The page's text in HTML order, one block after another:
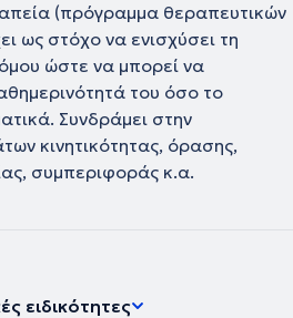
(πρόγραμμα θεραπευτικών
ως στόχο να ενισχύσει τη
ώστε να μπορεί να
του όσο το
Συνδράμει στην
κινητικότητας, όρασης,
συμπεριφοράς κ.α.
ειδικότητες